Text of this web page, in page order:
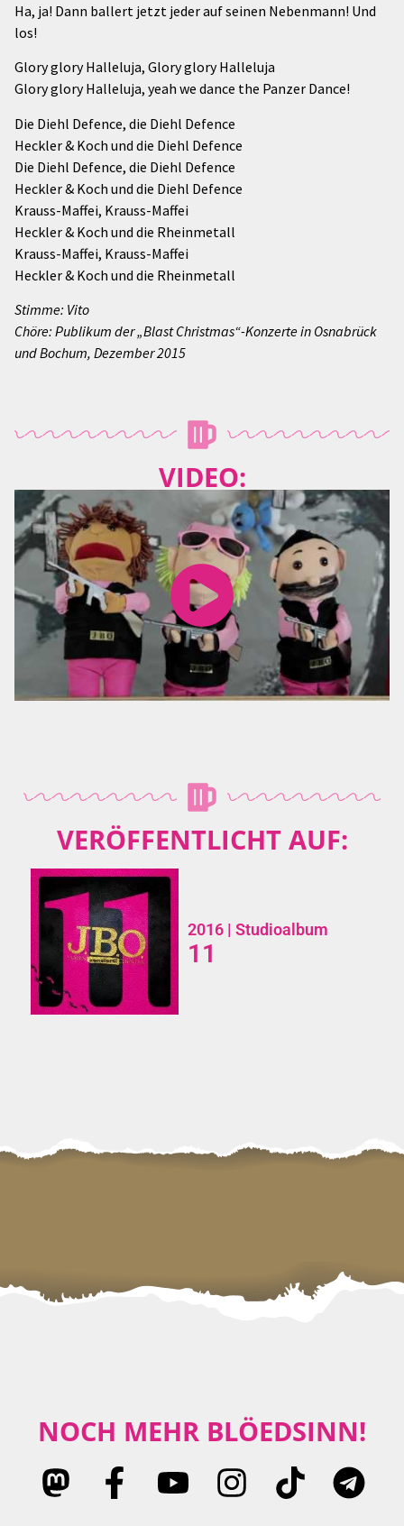
Ha, ja! Dann ballert jetzt jeder auf seinen Nebenmann! Und
los!
Glory glory Halleluja, Glory glory Halleluja
Glory glory Halleluja, yeah we dance the Panzer Dance!
Die Diehl Defence, die Diehl Defence
Heckler & Koch und die Diehl Defence
Die Diehl Defence, die Diehl Defence
Heckler & Koch und die Diehl Defence
Krauss-Maffei, Krauss-Maffei
Heckler & Koch und die Rheinmetall
Krauss-Maffei, Krauss-Maffei
Heckler & Koch und die Rheinmetall
Stimme: Vito
Chöre: Publikum der „Blast Christmas“-Konzerte in Osnabrück
und Bochum, Dezember 2015
VIDEO:
VERÖFFENTLICHT AUF:
2016| Studioalbum
11
NOCH MEHR BLÖEDSINN!